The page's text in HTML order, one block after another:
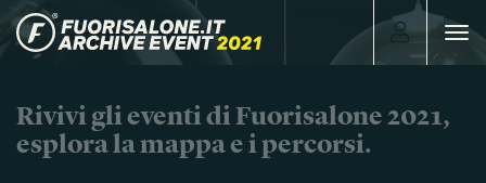
Toggle
Rivivi gli eventi di Fuorisalone 2021,
esplora la mappa e i percorsi.